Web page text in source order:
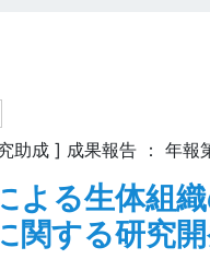
助成 ] 成果報告 ： 年報
よる生体組
関する研究